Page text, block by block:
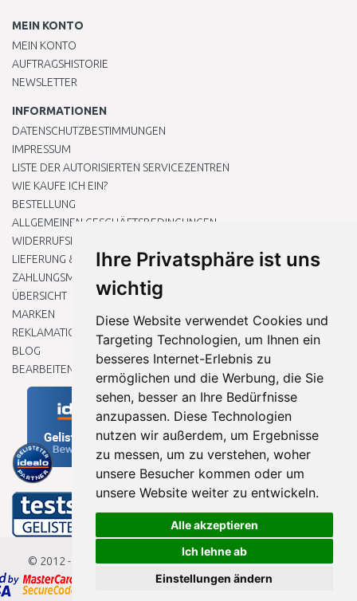
Ihre Privatsphäre ist uns
wichtig
Diese Website verwendet Cookies und
Targeting Technologien, um Ihnen ein
besseres Internet-Erlebnis zu
ermöglichen und die Werbung, die Sie
sehen, besser an Ihre Bedürfnisse
anzupassen. Diese Technologien
nutzen wir außerdem, um Ergebnisse
zu messen, um zu verstehen, woher
unsere Besucher kommen oder um
unsere Website weiter zu entwickeln.
Alle akzeptieren
Ich lehne ab
Einstellungen ändern
MEIN KONTO
MEIN KONTO
AUFTRAGSHISTORIE
NEWSLETTER
INFORMATIONEN
DATENSCHUTZBESTIMMUNGEN
IMPRESSUM
LISTE DER AUTORISIERTEN SERVICEZENTREN
WIE KAUFE ICH EIN?
BESTELLUNG
ALLGEMEINEN GESCHÄFTSBEDINGUNGEN
WIDERRUFSRECHT
LIEFERUNG & ZAHLUNG
ZAHLUNGSMETHODEN
ÜBERSICHT
MARKEN
REKLAMATIONEN UND RETOUREN
BLOG
BEARBEITEN SIE MEINE COOKIE-EINSTELLUNGEN
© 2012 - 2026Baumarkteu.de